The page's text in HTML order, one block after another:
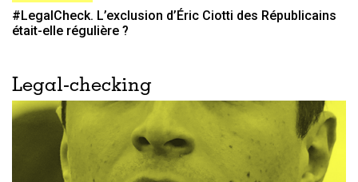
#LegalCheck. L’exclusion d’Éric Ciotti des Républicains
était-elle régulière ?
Legal-checking